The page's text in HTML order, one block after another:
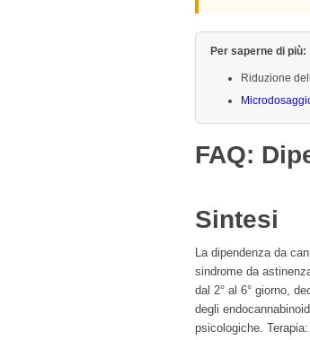
Per saperne di più:
Riduzione
FAQ:
Sintesi
La dipendenza da
sindrome da
dal 2° al 6° giorno,
degli
psicologiche.